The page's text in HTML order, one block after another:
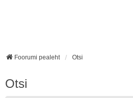
Foorumi pealeht Otsi
Otsi